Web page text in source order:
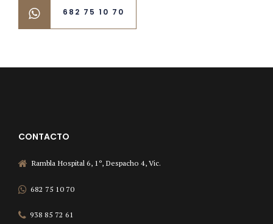
682 75 10 70
CONTACTO
Rambla Hospital 6, 1º, Despacho 4, Vic.
682 75 10 70
938 85 72 61